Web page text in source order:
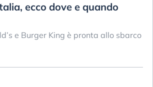
ecco dove e quando
e Burger King è pronta allo sbarco